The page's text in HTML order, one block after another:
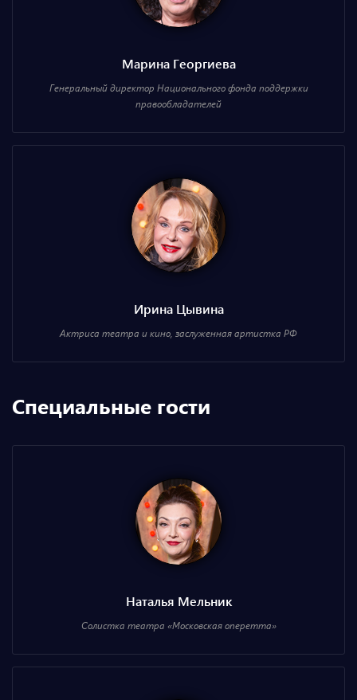
Марина Георгиева
Генеральный директор Национального фонда поддержки
правообладателей
Ирина Цывина
Актриса театра и кино, заслуженная артистка РФ
Специальные гости
Наталья Мельник
Солистка театра «Московская оперетта»